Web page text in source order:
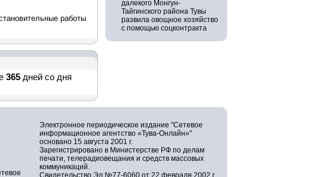
работы
365 дней со дня
далекого Монгун-
Тайгинского района Тувы
развила овощное хозяйство
с помощью соцконтракта
Электронное периодическое издание "Сетевое
информационное агентство «Тува-Онлайн»"
основано 15 августа 2001 г.
Зарегистрировано в Министерстве РФ по делам
печати, телерадиовещания и средств массовых
коммуникаций.
Свидетельство Эл №77-6060 от 22 февраля 2002 г.